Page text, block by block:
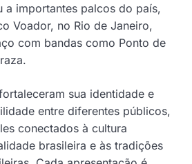
a importantes palcos do país,
Voador, no Rio de Janeiro,
com bandas como Ponto de
sua identidade e
entre diferentes públicos,
conectados à cultura
brasileira e às tradições